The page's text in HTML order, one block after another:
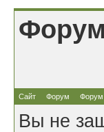
Форум
Сайт Форум Форум
Вы не